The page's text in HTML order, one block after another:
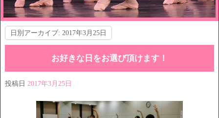
日別アーカイブ: 2017年3月25日
お好きな日をお選び頂けます！
投稿日 2017年3月25日